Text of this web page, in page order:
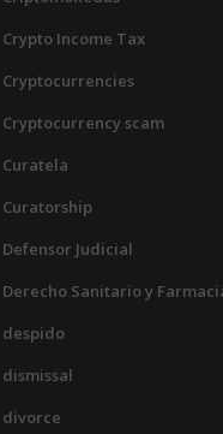
Crypto Income Tax
Cryptocurrencies
Cryptocurrency scam
Curatela
Curatorship
Defensor Judicial
Derecho Sanitario y
despido
dismissal
divorce